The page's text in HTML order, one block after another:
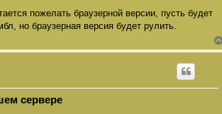
пожелать браузерной версии, пусть будет
но браузерная версия будет рулить.
сервере